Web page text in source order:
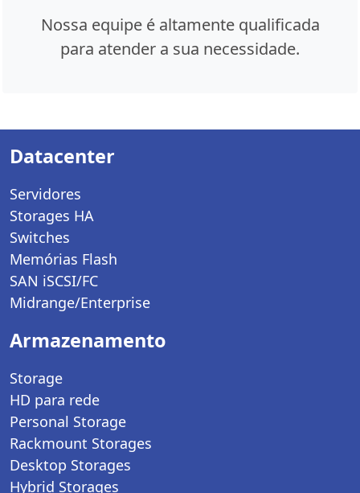
Nossa equipe é altamente qualificada
para atender a sua necessidade.
Datacenter
Servidores
Storages HA
Switches
Memórias Flash
SAN iSCSI/FC
Midrange/Enterprise
Armazenamento
Storage
HD para rede
Personal Storage
Rackmount Storages
Desktop Storages
Hybrid Storages